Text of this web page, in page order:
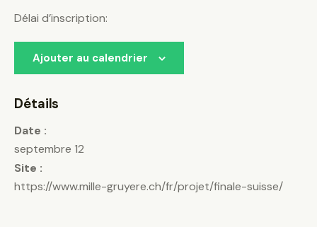
Délai d’inscription:
Ajouter au calendrier
Détails
Date :
septembre 12
Site :
https://www.mille-gruyere.ch/fr/projet/finale-suisse/